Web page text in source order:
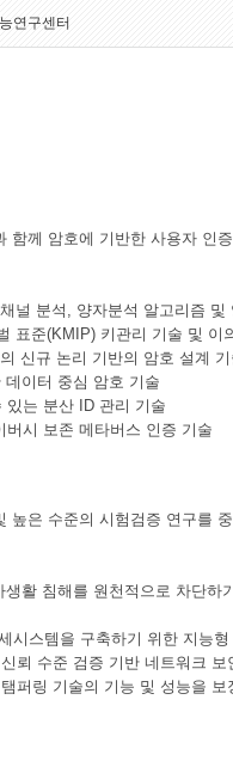
연구센터
께 암호에 기반한 사용자 인
널 분석, 양자분석 알고리즘 및
표준(KMIP) 키관리 기술 및 이
신규 논리 기반의 암호 설계 기
이터 중심 암호 기술
있는 분산 ID 관리 기술
버시 보존 메타버스 인증 기술
높은 수준의 시험검증 연구를
활 침해를 원천적으로 차단하
시스템을 구축하기 위한 지능
뢰 수준 검증 기반 네트워크 보
퍼링 기술의 기능 및 성능을